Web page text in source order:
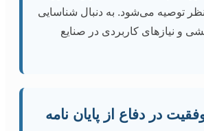
توصیه می‌شود. به دنبال شناسایی
و نیازهای کاربردی در صنایع
در دفاع از پایان نامه